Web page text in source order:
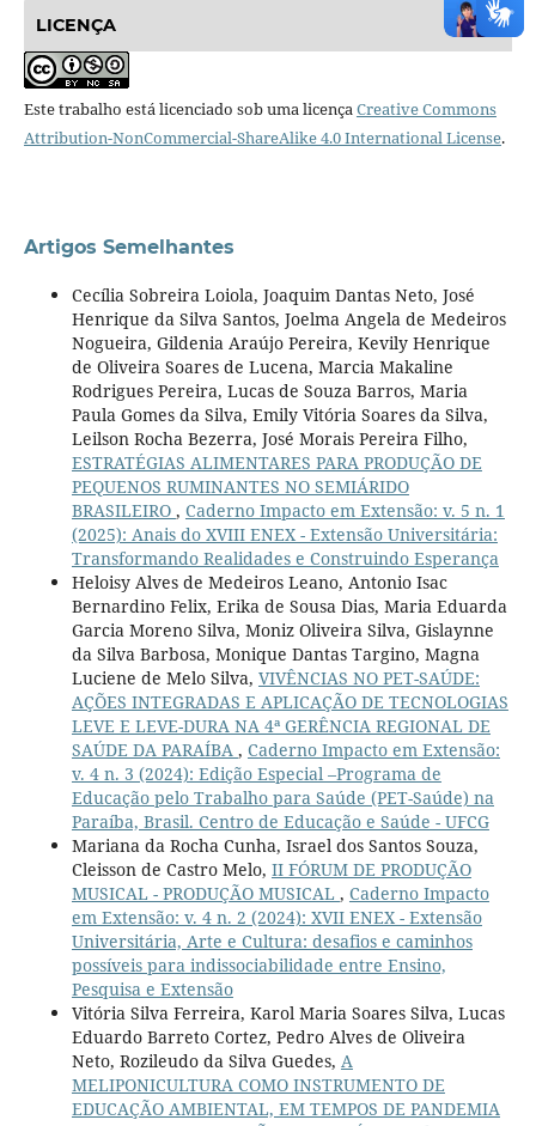
LICENÇA
Este trabalho está licenciado sob uma licençaCreative Commons
Attribution-NonCommercial-ShareAlike 4.0 International License.
Artigos Semelhantes
Cecília Sobreira Loiola, Joaquim Dantas Neto, José
Henrique da Silva Santos, Joelma Angela de Medeiros
Nogueira, Gildenia Araújo Pereira, Kevily Henrique
de Oliveira Soares de Lucena, Marcia Makaline
Rodrigues Pereira, Lucas de Souza Barros, Maria
Paula Gomes da Silva, Emily Vitória Soares da Silva,
Leilson Rocha Bezerra, José Morais Pereira Filho,
ESTRATÉGIAS ALIMENTARES PARA PRODUÇÃO DE
PEQUENOS RUMINANTES NO SEMIÁRIDO
BRASILEIRO , Caderno Impacto em Extensão: v. 5 n. 1
(2025): Anais do XVIII ENEX - Extensão Universitária:
Transformando Realidades e Construindo Esperança
Heloisy Alves de Medeiros Leano, Antonio Isac
Bernardino Felix, Erika de Sousa Dias, Maria Eduarda
Garcia Moreno Silva, Moniz Oliveira Silva, Gislaynne
da Silva Barbosa, Monique Dantas Targino, Magna
Luciene de Melo Silva, VIVÊNCIAS NO PET-SAÚDE:
AÇÕES INTEGRADAS E APLICAÇÃO DE TECNOLOGIAS
LEVE E LEVE-DURA NA 4ª GERÊNCIA REGIONAL DE
SAÚDE DA PARAÍBA , Caderno Impacto em Extensão:
v. 4 n. 3 (2024): Edição Especial –Programa de
Educação pelo Trabalho para Saúde (PET-Saúde) na
Paraíba, Brasil. Centro de Educação e Saúde - UFCG
Mariana da Rocha Cunha, Israel dos Santos Souza,
Cleisson de Castro Melo, II FÓRUM DE PRODUÇÃO
MUSICAL - PRODUÇÃO MUSICAL , Caderno Impacto
em Extensão: v. 4 n. 2 (2024): XVII ENEX - Extensão
Universitária, Arte e Cultura: desafios e caminhos
possíveis para indissociabilidade entre Ensino,
Pesquisa e Extensão
Vitória Silva Ferreira, Karol Maria Soares Silva, Lucas
Eduardo Barreto Cortez, Pedro Alves de Oliveira
Neto, Rozileudo da Silva Guedes, A
MELIPONICULTURA COMO INSTRUMENTO DE
EDUCAÇÃO AMBIENTAL, EM TEMPOS DE PANDEMIA